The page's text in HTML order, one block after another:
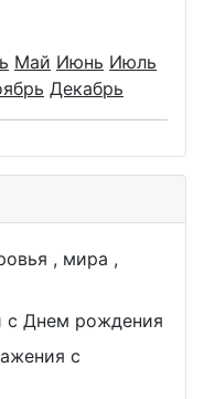
Май Июнь Июль
Декабрь
, мира ,
с Днем рождения
с